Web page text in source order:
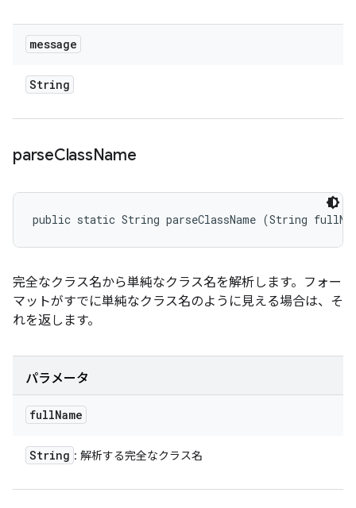
message
String
parseClassName
public static String parseClassName (String
完全なクラス名から単純なクラス名を解析します。フォー
マットがすでに単純なクラス名のように見える場合は、そ
れを返します。
パラメータ
fullName
String : 解析する完全なクラス名